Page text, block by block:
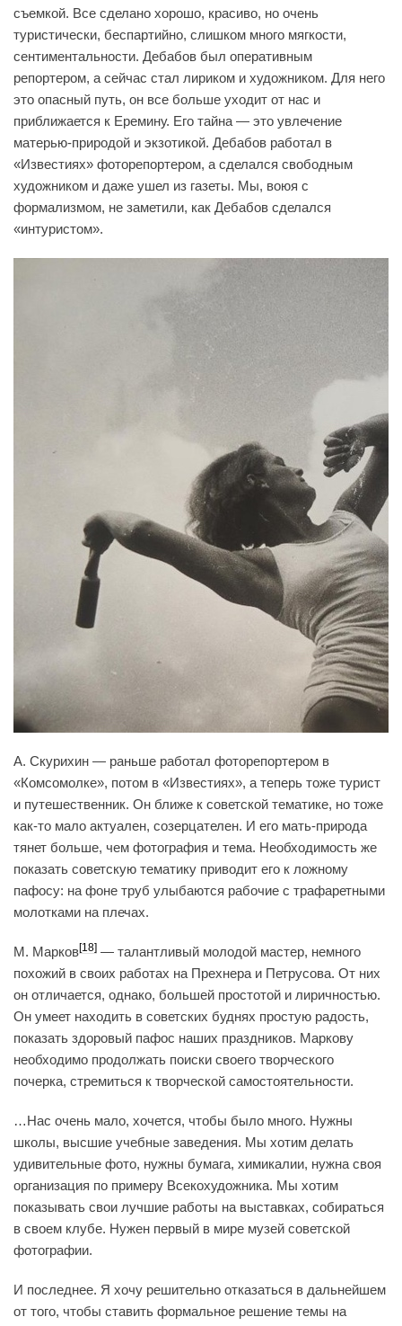
съемкой. Все сделано хорошо, красиво, но очень
туристически, беспартийно, слишком много мягкости,
сентиментальности. Дебабов был оперативным
репортером, а сейчас стал лириком и художником. Для него
это опасный путь, он все больше уходит от нас и
приближается к Еремину. Его тайна — это увлечение
матерью-природой и экзотикой. Дебабов работал в
«Известиях» фоторепортером, а сделался свободным
художником и даже ушел из газеты. Мы, воюя с
формализмом, не заметили, как Дебабов сделался
«интуристом».
А. Скурихин — раньше работал фоторепортером в
«Комсомолке», потом в «Известиях», а теперь тоже турист
и путешественник. Он ближе к советской тематике, но тоже
как-то мало актуален, созерцателен. И его мать-природа
тянет больше, чем фотография и тема. Необходимость же
показать советскую тематику приводит его к ложному
пафосу: на фоне труб улыбаются рабочие с трафаретными
молотками на плечах.
М. Марков[18] — талантливый молодой мастер, немного
похожий в своих работах на Прехнера и Петрусова. От них
он отличается, однако, большей простотой и лиричностью.
Он умеет находить в советских буднях простую радость,
показать здоровый пафос наших праздников. Маркову
необходимо продолжать поиски своего творческого
почерка, стремиться к творческой самостоятельности.
…Нас очень мало, хочется, чтобы было много. Нужны
школы, высшие учебные заведения. Мы хотим делать
удивительные фото, нужны бумага, химикалии, нужна своя
организация по примеру Всекохудожника. Мы хотим
показывать свои лучшие работы на выставках, собираться
в своем клубе. Нужен первый в мире музей советской
фотографии.
И последнее. Я хочу решительно отказаться в дальнейшем
от того, чтобы ставить формальное решение темы на